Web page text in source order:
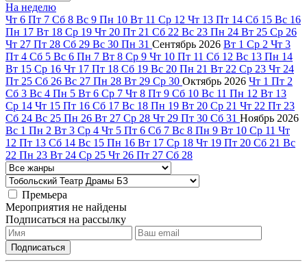
На неделю
Чт 6 Пт 7 Сб 8 Вс 9 Пн 10 Вт 11 Ср 12 Чт 13 Пт 14 Сб 15 Вс 16
Пн 17 Вт 18 Ср 19 Чт 20 Пт 21 Сб 22 Вс 23 Пн 24 Вт 25 Ср 26
Чт 27 Пт 28 Сб 29 Вс 30 Пн 31 Сентябрь 2026 Вт 1 Ср 2 Чт 3
Пт 4 Сб 5 Вс 6 Пн 7 Вт 8 Ср 9 Чт 10 Пт 11 Сб 12 Вс 13 Пн 14
Вт 15 Ср 16 Чт 17 Пт 18 Сб 19 Вс 20 Пн 21 Вт 22 Ср 23 Чт 24
Пт 25 Сб 26 Вс 27 Пн 28 Вт 29 Ср 30 Октябрь 2026 Чт 1 Пт 2
Сб 3 Вс 4 Пн 5 Вт 6 Ср 7 Чт 8 Пт 9 Сб 10 Вс 11 Пн 12 Вт 13
Ср 14 Чт 15 Пт 16 Сб 17 Вс 18 Пн 19 Вт 20 Ср 21 Чт 22 Пт 23
Сб 24 Вс 25 Пн 26 Вт 27 Ср 28 Чт 29 Пт 30 Сб 31 Ноябрь 2026
Вс 1 Пн 2 Вт 3 Ср 4 Чт 5 Пт 6 Сб 7 Вс 8 Пн 9 Вт 10 Ср 11 Чт
12 Пт 13 Сб 14 Вс 15 Пн 16 Вт 17 Ср 18 Чт 19 Пт 20 Сб 21 Вс
22 Пн 23 Вт 24 Ср 25 Чт 26 Пт 27 Сб 28
Премьера
Мероприятия не найдены
Подписаться на рассылку